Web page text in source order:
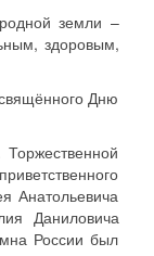
земли –
здоровым,
Дню
Анатольевича
Даниловича
России был